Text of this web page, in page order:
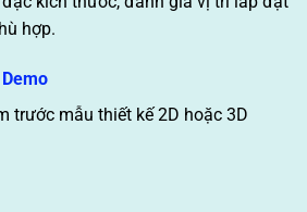
hợp.
trước mẫu thiết kế 2D hoặc 3D